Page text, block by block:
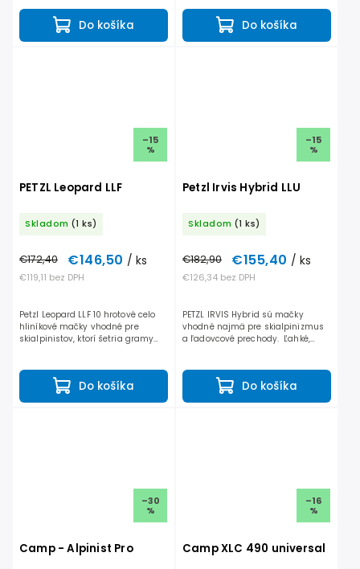
Do košíka
časti, ktorý zabraňuje
zachytávaniu...
Do košíka
dá dokúpiť zvlášť Petzl Flex...
–15
%
PETZL Leopard LLF
Skladom (1 ks)
€119,11 bez DPH
€172,40 €146,50 / ks
Do košíka
Petzl Leopard LLF 10 hrotové celo
hliníkové mačky vhodné pre
skialpinistov, ktorí šetria gramy
popruhom Vám nezaberú veľa...
–15
%
Petzl Irvis Hybrid LLU
Skladom (1 ks)
€126,34 bez DPH
€182,90 €155,40 / ks
Do košíka
PETZL IRVIS Hybrid sú mačky
vhodné najmä pre skialpinizmus
a ľadovcové prechody. Ľahké,
časti, ktorý zabraňuje
zachytávaniu...
–30
%
Camp - Alpinist Pro
–16
%
Camp XLC 490 universal